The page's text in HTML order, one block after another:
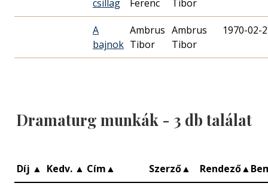
csillag Ferenc Tibor
A
bajnok
Ambrus
Tibor
Ambrus
Tibor
1970-02-
Dramaturg munkák - 3 db találat
Díj ▲ Kedv. ▲ Cím▲ Szerző▲ Rendező▲